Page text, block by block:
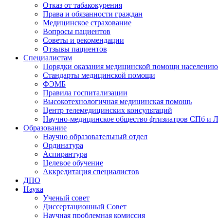
Отказ от табакокурения
Права и обязанности граждан
Медицинское страхование
Вопросы пациентов
Советы и рекомендации
Отзывы пациентов
Специалистам
Порядки оказания медицинской помощи населению
Стандарты медицинской помощи
ФЭМБ
Правила госпитализации
Высокотехнологичная медицинская помощь
Центр телемедицинских консультаций
Научно-медицинское общество фтизиатров СПб и
Образование
Научно образовательный отдел
Ординатура
Аспирантура
Целевое обучение
Аккредитация специалистов
ДПО
Наука
Ученый совет
Диссертационный Совет
Научная проблемная комиссия